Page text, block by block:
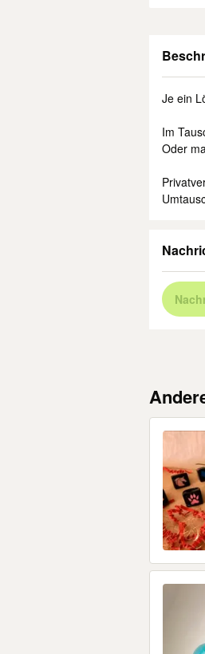
Je ein
Im
Oder